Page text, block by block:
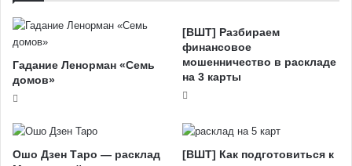
Гадание Ленорман «Семь
домов»
[ВШТ] Разбираем
финансовое
мошенничество в раскладе
на 3 карты
Ошо Дзен Таро — расклад
[ВШТ] Как подготовиться к